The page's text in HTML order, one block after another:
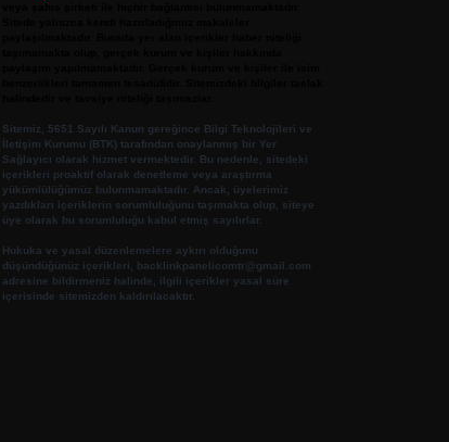
Sitemiz, 5651 Sayılı Kanun gereğince Bilgi Teknolojileri ve
İletişim Kurumu (BTK) tarafından onaylanmış bir Yer
Sağlayıcı olarak hizmet vermektedir. Bu nedenle, sitedeki
içerikleri proaktif olarak denetleme veya araştırma
yükümlülüğümüz bulunmamaktadır. Ancak, üyelerimiz
yazdıkları içeriklerin sorumluluğunu taşımakta olup, siteye
üye olarak bu sorumluluğu kabul etmiş sayılırlar.
Hukuka ve yasal düzenlemelere aykırı olduğunu
düşündüğünüz içerikleri,
backlinkpanelicomtr@gmail.com
adresine bildirmeniz halinde, ilgili içerikler yasal süre
içerisinde sitemizden kaldırılacaktır.